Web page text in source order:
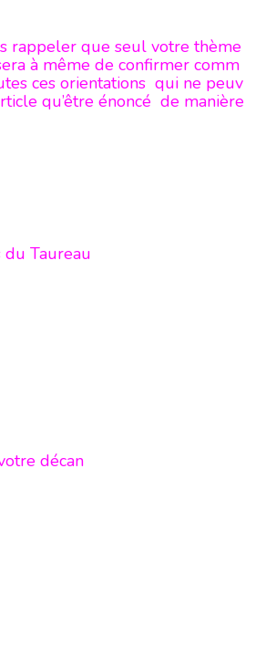
rappeler que seul votre thème
à même de confirmer comm
ces orientations qui ne peuv
qu’être énoncé de manière
du Taureau
décan